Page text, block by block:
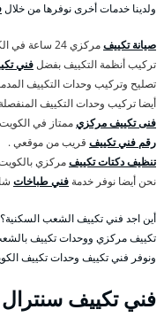
ولدينا خدمات أخرى نوفرها من خلال
صيانة تكييفمركزي 24 ساعة في الكويت.
تركيب أنظمة التكييف بفضلفني
تصليح وتركيب وحدات التكييف
أيضا تركيب وحدات التكييف
فنى تكييف مركزيممتاز في
رقم فني تكييف قريب من موقعي .
تنظيف دكتات تكييفمركزي
نحن أيضا نوفر خدمة فني طباخات
أين اجد فني تكييف الشعب
تكييف مركزي ووحدات تكييف
ونوفر فني تكييف وحدات تكييف
فني تكييف